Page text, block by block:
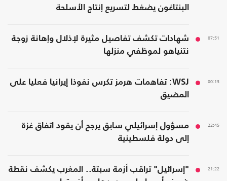
البنتاغون يضغط لتسريع إنتاج الأسلحة
07:51
شهادات تكشف تفاصيل مثيرة لإذلال وإهانة زوجة
نتنياهو لموظفي منزلها
00:13
WSJ: تفاهمات هرمز تكرس نفوذا إيرانيا فعليا على
المضيق
22:45
مسؤول إسرائيلي سابق يرجح أن يقود اتفاق غزة
إلى دولة فلسطينية
21:22
"إسرائيل" تراقب أزمة سبتة.. المغرب يكشف نقطة